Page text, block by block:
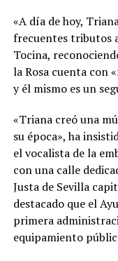
«A día de hoy,
frecuentes tributos
Tocina,
la Rosa cuenta con
y él mismo es un
«Triana creó una
su época», ha
el vocalista de la
con una calle
Justa de Sevilla
destacado que el
primera
equipamiento